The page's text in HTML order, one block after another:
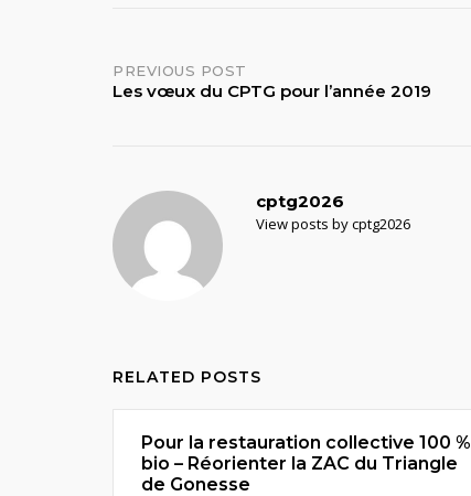
Post
PREVIOUS POST
Les vœux du CPTG pour l’année 2019
cptg2026
View posts by cptg2026
RELATED POSTS
Pour la restauration collective 100 %
bio – Réorienter la ZAC du Triangle
de Gonesse